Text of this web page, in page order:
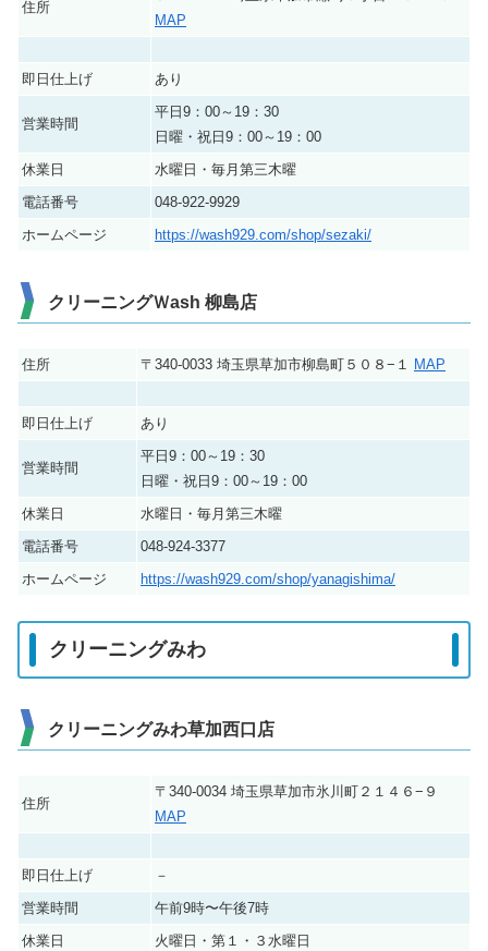
住所
MAP
即日仕上げ あり
営業時間
平日9：00～19：30
日曜・祝日9：00～19：00
休業日
水曜日・毎月第三木曜
電話番号
048-922-9929
ホームページ
https://wash929.com/shop/sezaki/
クリーニングＷash 柳島店
住所 〒340-0033 埼玉県草加市柳島町５０８−１ MAP
即日仕上げ あり
営業時間
平日9：00～19：30
日曜・祝日9：00～19：00
休業日
水曜日・毎月第三木曜
電話番号
048-924-3377
ホームページ
https://wash929.com/shop/yanagishima/
クリーニングみわ
クリーニングみわ草加西口店
住所
〒340-0034 埼玉県草加市氷川町２１４６−９
MAP
即日仕上げ
－
営業時間
午前9時〜午後7時
休業日
火曜日・第１・３水曜日